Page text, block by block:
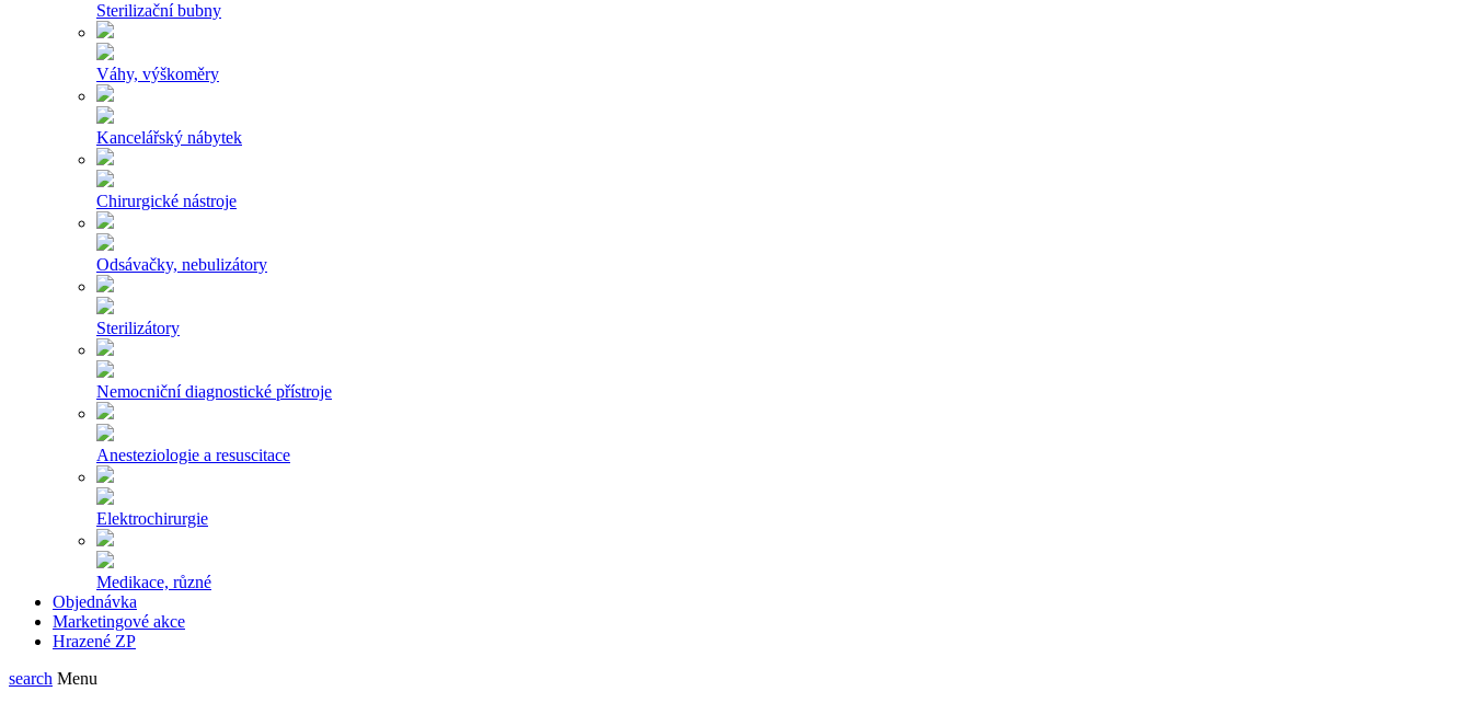
Sterilizační bubny
Váhy, výškoměry
Kancelářský nábytek
Chirurgické nástroje
Odsávačky, nebulizátory
Sterilizátory
Nemocniční diagnostické přístroje
Anesteziologie a resuscitace
Elektrochirurgie
Medikace, různé
Objednávka
Marketingové akce
Hrazené ZP
search Menu